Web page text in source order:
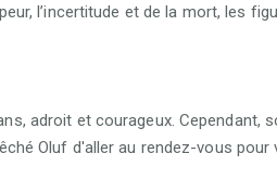
l’incertitude et de la mort, les
adroit et courageux.
Oluf d'aller au rendez-vous